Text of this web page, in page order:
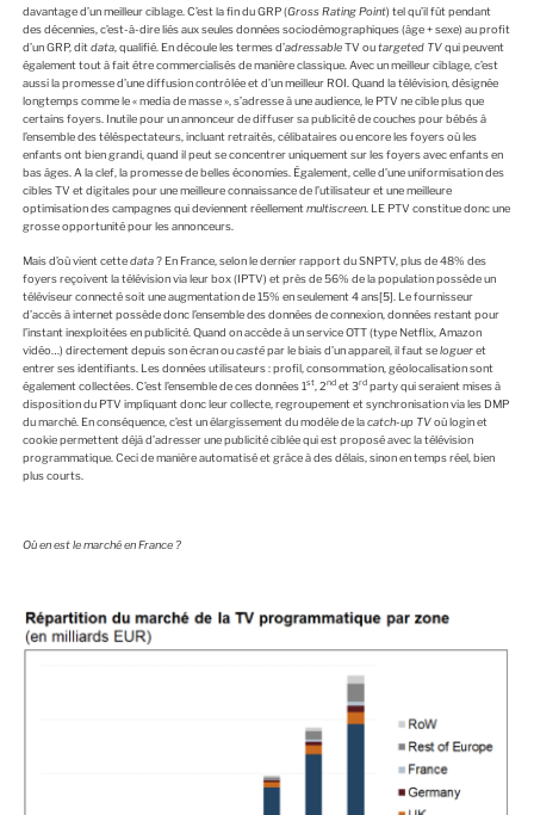
davantage d’un meilleur ciblage. C’est la fin du GRP (Gross Rating Point) tel qu’il fût pendant
des décennies, c’est-à-dire liés aux seules données sociodémographiques (âge + sexe) au profit
d’un GRP, ditdata, qualifié. En découle les termes d’adressableTV outargeted TVqui peuvent
également tout à fait être commercialisés de manière classique. Avec un meilleur ciblage, c’est
aussi la promesse d’une diffusion contrôlée et d’un meilleur ROI. Quand la télévision, désignée
longtemps comme le « media de masse », s’adresse à une audience, le PTV ne cible plus que
certains foyers. Inutile pour un annonceur de diffuser sa publicité de couches pour bébés à
l’ensemble des téléspectateurs, incluant retraités, célibataires ou encore les foyers où les
enfants ont bien grandi, quand il peut se concentrer uniquement sur les foyers avec enfants en
bas âges. A la clef, la promesse de belles économies. Également, celle d’une uniformisation des
cibles TV et digitales pour une meilleure connaissance de l’utilisateur et une meilleure
optimisation des campagnes qui deviennent réellementmultiscreen. LE PTV constitue donc une
grosse opportunité pour les annonceurs.
Mais d’où vient cettedata? En France, selon le dernier rapport du SNPTV, plus de 48% des
foyers reçoivent la télévision via leur box (IPTV) et près de 56% de la population possède un
téléviseur connecté soit une augmentation de 15% en seulement 4 ans[5] . Le fournisseur
d’accès à internet possède donc l’ensemble des données de connexion, données restant pour
l’instant inexploitées en publicité. Quand on accède à un service OTT (type Netflix, Amazon
vidéo…) directement depuis son écran oucastépar le biais d’un appareil, il faut selogueret
entrer ses identifiants. Les données utilisateurs : profil, consommation, géolocalisation sont
également collectées. C’est l’ensemble de ces données 1st, 2ndet 3rdparty qui seraient mises à
disposition du PTV impliquant donc leur collecte, regroupement et synchronisation via les DMP
du marché. En conséquence, c’est un élargissement du modèle de lacatch-up TVoù login et
cookie permettent déjà d’adresser une publicité ciblée qui est proposé avec la télévision
programmatique. Ceci de manière automatisé et grâce à des délais, sinon en temps réel, bien
plus courts.
Où en est le marché en France ?